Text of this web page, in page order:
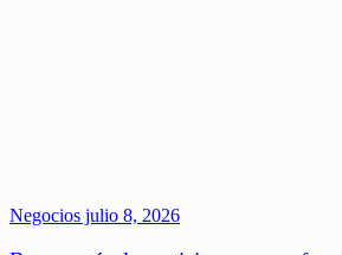
Negocios julio 8, 2026